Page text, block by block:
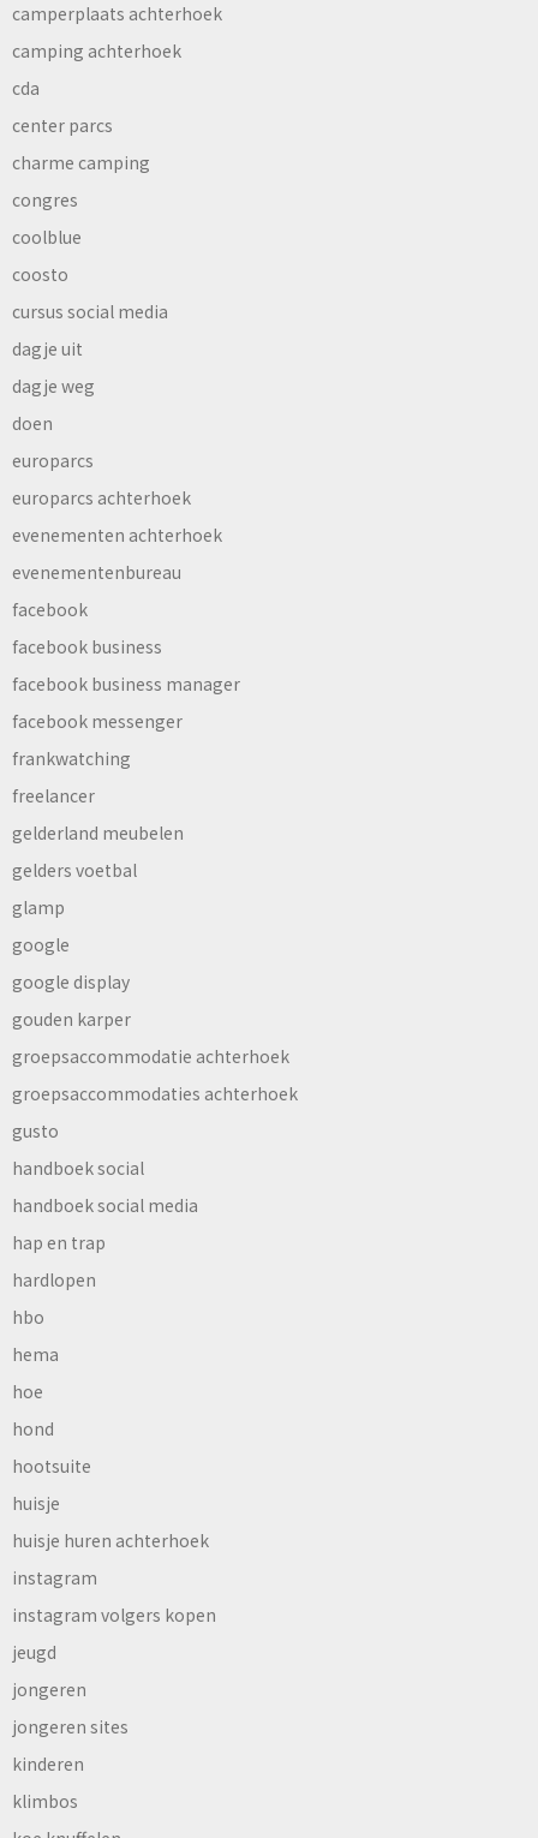
camperplaats achterhoek
camping achterhoek
cda
center parcs
charme camping
congres
coolblue
coosto
cursus social media
dagje uit
dagje weg
doen
europarcs
europarcs achterhoek
evenementen achterhoek
evenementenbureau
facebook
facebook business
facebook business manager
facebook messenger
frankwatching
freelancer
gelderland meubelen
gelders voetbal
glamp
google
google display
gouden karper
groepsaccommodatie achterhoek
groepsaccommodaties achterhoek
gusto
handboek social
handboek social media
hap en trap
hardlopen
hbo
hema
hoe
hond
hootsuite
huisje
huisje huren achterhoek
instagram
instagram volgers kopen
jeugd
jongeren
jongeren sites
kinderen
klimbos